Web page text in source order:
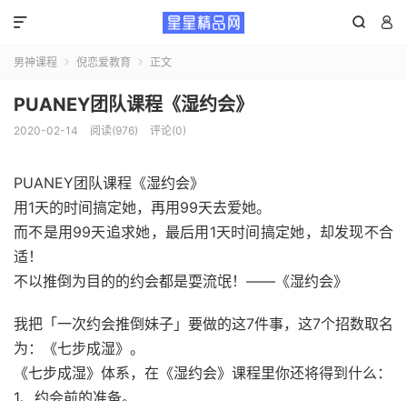
 

男神课程  倪恋爱教育  正文
PUANEY团队课程《湿约会》
2020-02-14 阅读(976) 评论(0)
PUANEY团队课程《湿约会》
用1天的时间搞定她，再用99天去爱她。
而不是用99天追求她，最后用1天时间搞定她，却发现不合
适！
不以推倒为目的的约会都是耍流氓！——《湿约会》
我把「一次约会推倒妹子」要做的这7件事，这7个招数取名
为：《七步成湿》。
《七步成湿》体系，在《湿约会》课程里你还将得到什么：
1、约会前的准备。